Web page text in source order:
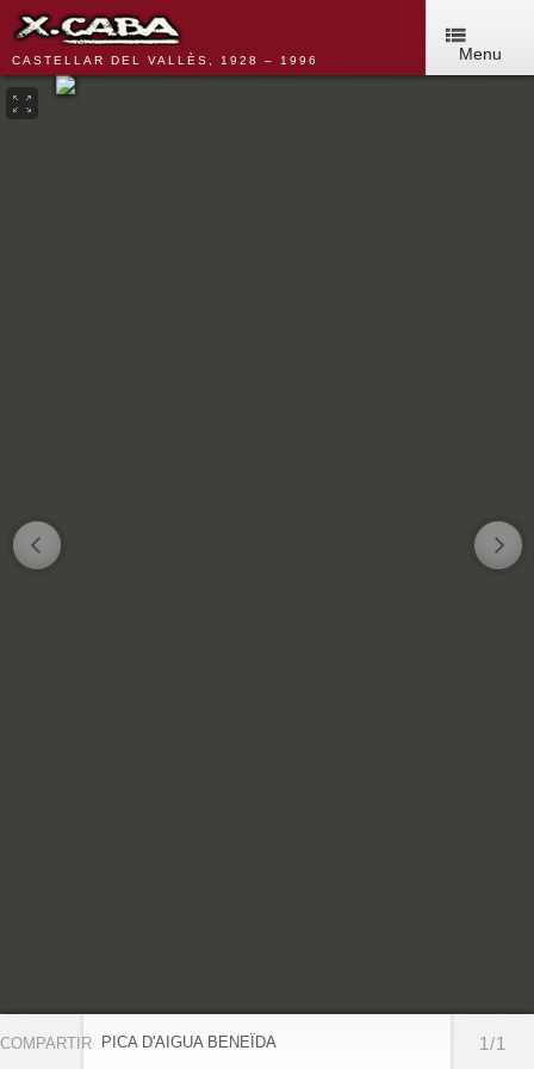
CASTELLAR DEL VALLÈS, 1928 – 1996 Menu
COMPARTIR 1/1
PICA D'AIGUA BENEÏDA